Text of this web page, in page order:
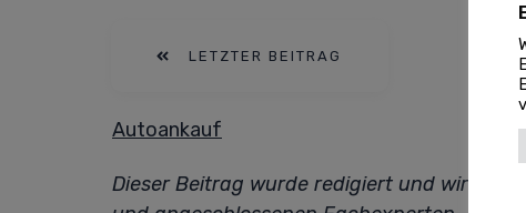
LETZTER BEITRAG
Autoankauf
Dieser Beitrag wurde redigiert und wird